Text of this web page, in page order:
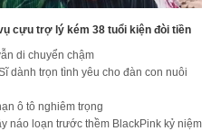
cựu trợ lý kém 38 tuổi kiện đòi tiền
di chuyển chậm
dành trọn tình yêu cho đàn con nuôi
ô tô nghiêm trọng
náo loạn trước thềm BlackPink kỷ niệm